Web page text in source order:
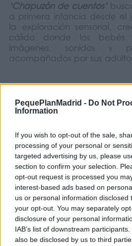
PequePlanMadrid - Do Not
Information
If you wish to opt-out of the sale,
processing of your personal or
targeted advertising by us, please
section to confirm your selection.
opt-out request is processed you
interest-based ads based on
us or personal information disclosed
your opt-out. You may separately
disclosure of your personal
IAB’s list of downstream
also be disclosed by us to third
‘Chapuzón de cuentos’
a primera infancia desde el
la exploración sensorial,
cálido donde los bebés
imágenes, sonidos y
acompañados por sus
compartir con vuestro
cuentos y nuevas formas de
muy agradable para
libros.
Opiniones Bebecuentos –
0